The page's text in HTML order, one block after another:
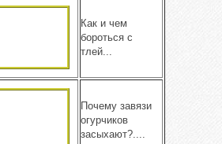
Как и чем
бороться с
тлей...
Почему завязи
огурчиков
засыхают?....